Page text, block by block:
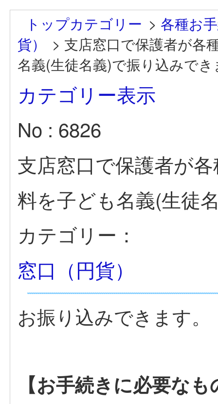
トップカテゴリー > 各種お
貨）
> 支店窓口で保護者が各
名義(生徒名義)で振り込みで
カテゴリー表示
No : 6826
支店窓口で保護者が
料を子ども名義(生徒
カテゴリー：
窓口（円貨）
お振り込みできます。
【お手続きに必要なも